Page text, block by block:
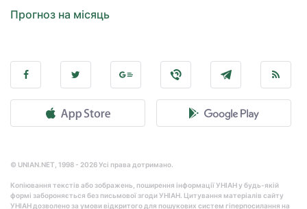
Прогноз на місяць
© UNIAN.NET, 1998 - 2026 Усі права дотримано.
Копіювання текстів або зображень, поширення інформації УНІАН у будь-якій
формі забороняється без письмової згоди УНІАН. Цитування матеріалів сайту
УНІАН дозволено за умови відкритого для пошукових систем гіперпосилання на